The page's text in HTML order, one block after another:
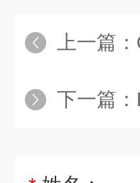
上一篇：
下一篇：